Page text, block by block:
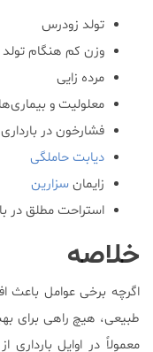
تولد زودرس
وزن کم هنگام تولد
مرده زایی
معلولیت و
فشارخون در
دیابت حاملگی
زایمانسزارین
استراحت مطلق در
خلاصه
اگرچه برخی عوامل باعث
طبیعی، هیچ راهی برای
معمولاً در اوایل